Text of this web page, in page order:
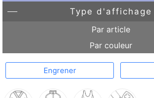
Type d'affichage
Par article
Par couleur
Engrener